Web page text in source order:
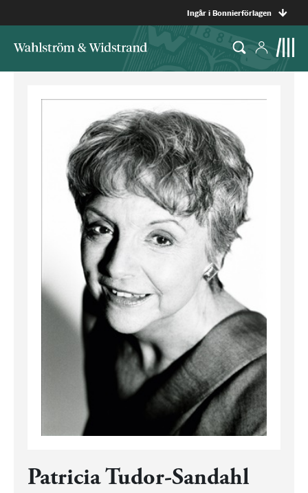
Ingår i Bonnierförlagen
Patricia Tudor-Sandahl